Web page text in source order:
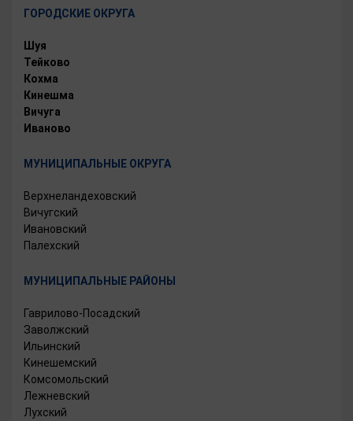
ГОРОДСКИЕ ОКРУГА
Шуя
Тейково
Кохма
Кинешма
Вичуга
Иваново
МУНИЦИПАЛЬНЫЕ ОКРУГА
Верхнеландеховский
Вичугский
Ивановский
Палехский
МУНИЦИПАЛЬНЫЕ РАЙОНЫ
Гаврилово-Посадский
Заволжский
Ильинский
Кинешемский
Комсомольский
Лежневский
Лухский